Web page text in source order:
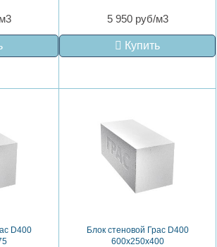
5 950 руб/м3
Купить
D400
Блок стеновой Грас D400
600x250x400